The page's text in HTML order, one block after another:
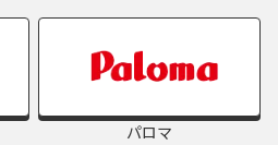
パロマ